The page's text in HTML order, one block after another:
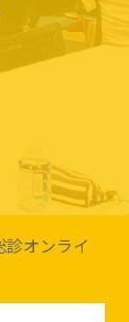
診オンライ